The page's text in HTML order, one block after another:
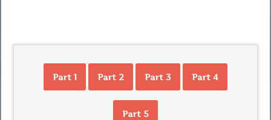
Part 1 Part 2 Part 3 Part 4
Part 5